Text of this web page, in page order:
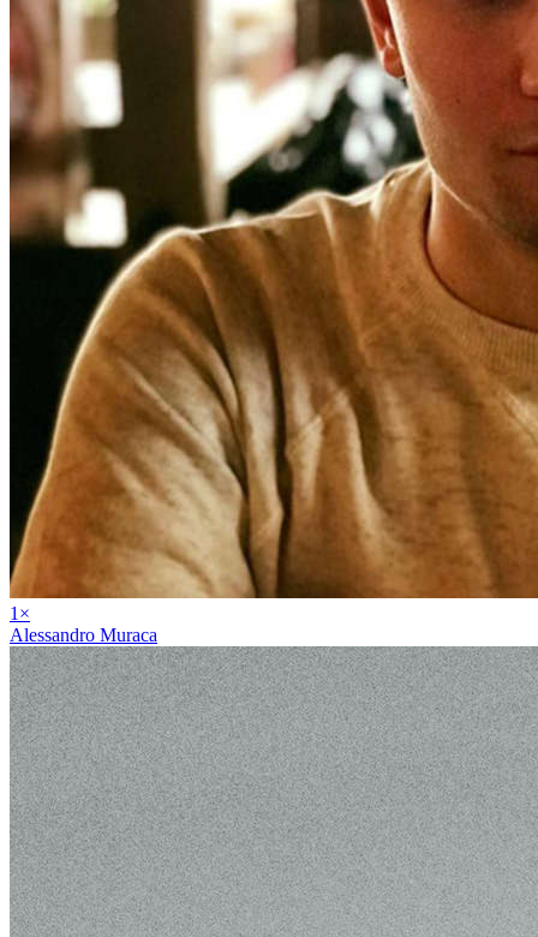
1 ×
Alessandro Muraca